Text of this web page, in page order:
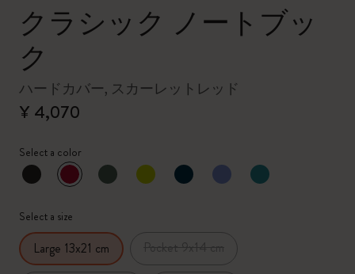
クラシック ノートブッ
ク
ハードカバー, スカーレットレッド
¥ 4,070
Select a color
選択済
*選択したカラー
Select a size
Large 13x21 cm